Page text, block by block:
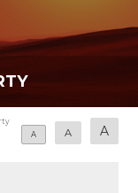
A
A A